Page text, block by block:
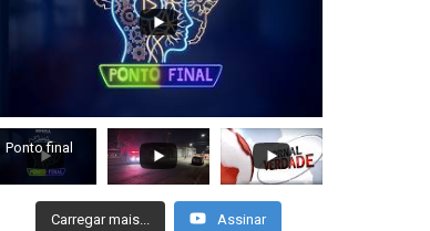
Ponto final
Carregar mais... Assinar